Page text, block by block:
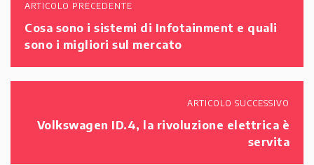
ARTICOLO PRECEDENTE
Cosa sono i sistemi di Infotainment e quali
sono i migliori sul mercato
ARTICOLO SUCCESSIVO
Volkswagen ID.4, la rivoluzione elettrica è
servita